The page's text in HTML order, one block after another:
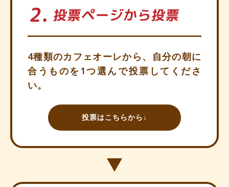
4種類のカフェオーレから、自分の朝に
合うものを1つ選んで投票してくださ
い。
投票はこちらから↓